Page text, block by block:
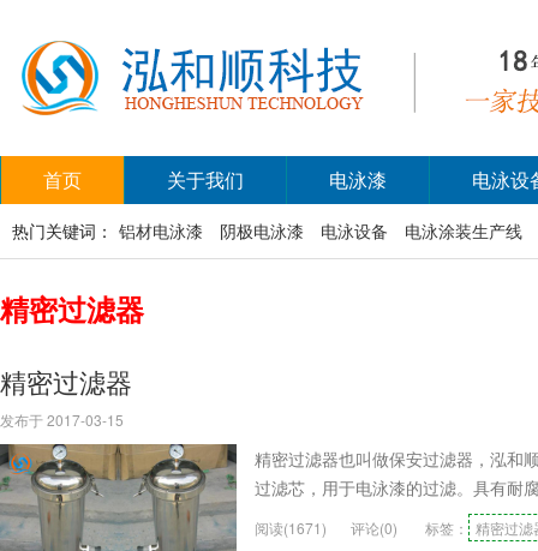
首页 关于我们 电泳漆 电泳设
热门关键词： 铝材电泳漆 阴极电泳漆 电泳设备 电泳涂装生产线
精密过滤器
精密过滤器
发布于 2017-03-15
精密过滤器也叫做保安过滤器，泓和
过滤芯，用于电泳漆的过滤。具有耐
阅读(1671) 评论(0) 标签： 精密过滤